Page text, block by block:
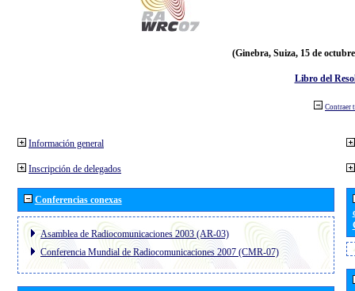
(Ginebra, Suiza, 15 de
Libro del
Contraer
Información general
Inscripción de delegados
Conferencias conexas
Asamblea de Radiocomunicaciones 2003 (AR-03)
Conferencia Mundial de Radiocomunicaciones 2007 (CMR-07)